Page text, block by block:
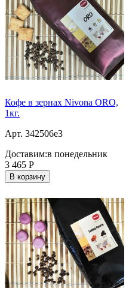
Кофе в зернах Nivona ORO,
1кг.
Арт. 342506e3
Доставим:в понедельник
3 465 Р
В корзину